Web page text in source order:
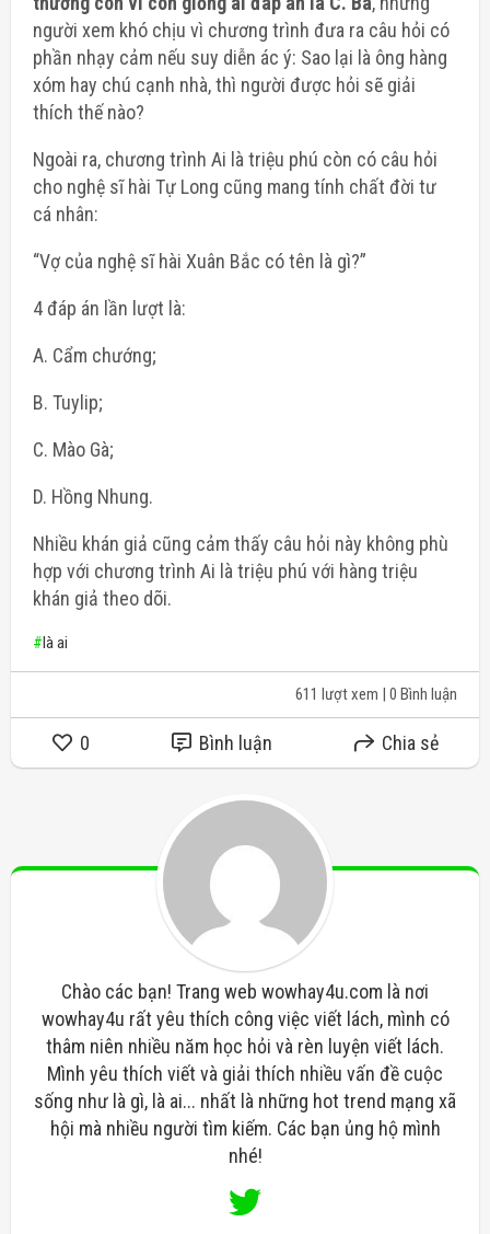
người xem khó chịu vì chương trình đưa ra câu hỏi có
phần nhạy cảm nếu suy diễn ác ý: Sao lại là ông hàng
xóm hay chú cạnh nhà, thì người được hỏi sẽ giải
thích thế nào?
Ngoài ra, chương trình Ai là triệu phú còn có câu hỏi
cho nghệ sĩ hài Tự Long cũng mang tính chất đời tư
cá nhân:
“Vợ của nghệ sĩ hài Xuân Bắc có tên là gì?”
4 đáp án lần lượt là:
A. Cẩm chướng;
B. Tuylip;
C. Mào Gà;
D. Hồng Nhung.
Nhiều khán giả cũng cảm thấy câu hỏi này không phù
hợp với chương trình Ai là triệu phú với hàng triệu
khán giả theo dõi.
#là ai
611 lượt xem | 0 Bình luận
0 Bình luận Chia sẻ
Chào các bạn! Trang web wowhay4u.com là nơi
wowhay4u rất yêu thích công việc viết lách, mình có
thâm niên nhiều năm học hỏi và rèn luyện viết lách.
Mình yêu thích viết và giải thích nhiều vấn đề cuộc
sống như là gì, là ai... nhất là những hot trend mạng xã
hội mà nhiều người tìm kiếm. Các bạn ủng hộ mình
nhé!